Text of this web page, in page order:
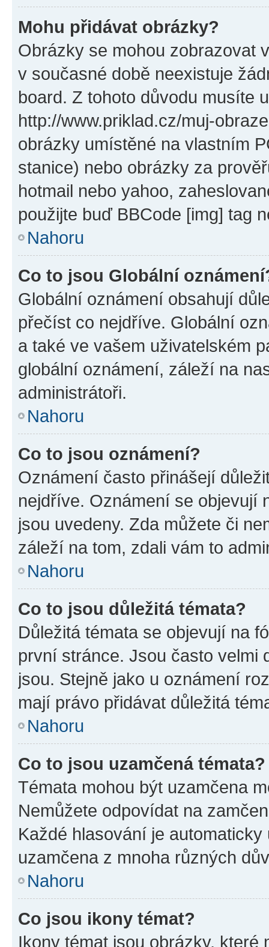
Mohu přidávat obrázky?
Obrázky se mohou zobrazovat
v současné době neexistuje
board. Z tohoto důvodu musíte
http://www.priklad.cz/muj-
obrázky umístěné na vlastním
stanice) nebo obrázky za
hotmail nebo yahoo,
použijte buď BBCode [img] tag
Nahoru
Co to jsou Globální
Globální oznámení obsahují
přečíst co nejdříve. Globální
a také ve vašem uživatelském
globální oznámení, záleží na
administrátoři.
Nahoru
Co to jsou oznámení?
Oznámení často přinášejí
nejdříve. Oznámení se objevují
jsou uvedeny. Zda můžete či
záleží na tom, zdali vám to
Nahoru
Co to jsou důležitá témata?
Důležitá témata se objevují na
první stránce. Jsou často velmi
jsou. Stejně jako u oznámení
mají právo přidávat důležitá
Nahoru
Co to jsou uzamčená témata?
Témata mohou být uzamčena
Nemůžete odpovídat na
Každé hlasování je
uzamčena z mnoha různých
Nahoru
Co jsou ikony témat?
Ikony témat jsou obrázky,